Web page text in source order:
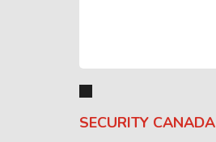
SECURITY CANADA